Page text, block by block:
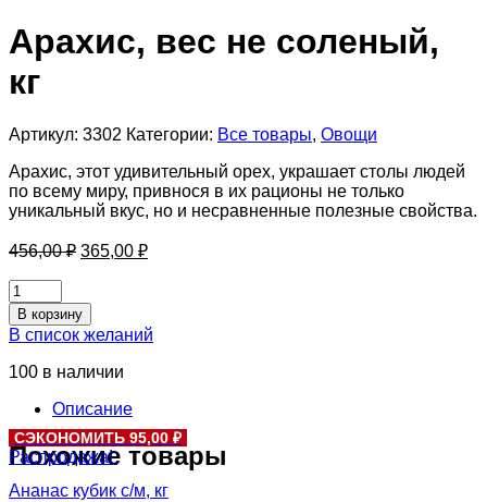
Арахис, вес не соленый,
кг
Артикул: 3302 Категории: Все товары, Овощи
Арахис, этот удивительный орех, украшает столы людей
по всему миру, привнося в их рационы не только
уникальный вкус, но и несравненные полезные свойства.
456,00₽ Первоначальная
456,00 ₽.
365,00 ₽Текущая
Арахис,
вес
не
соленый,
кг
В корзину
В список желаний
100 в наличии
Описание
Похожие товары
СЭКОНОМИТЬ 95,00 ₽
Распродажа!
Ананас кубик с/м, кг